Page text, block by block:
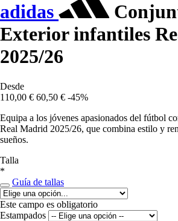
adidas
Exterior infantiles
2025/26
Desde
110,00 € 60,50 € -45%
Equipa a los jóvenes apasionados del fútbol
Real Madrid 2025/26, que combina estilo y
sueños.
Talla
*
Guía de tallas
Este campo es obligatorio
Estampados